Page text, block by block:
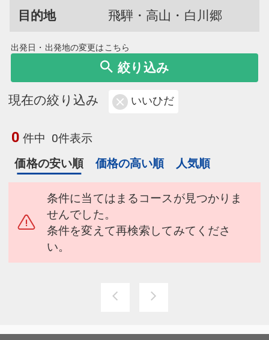
目的地
飛騨・高山・白川郷
出発日・出発地の変更はこちら
絞り込み
現在の絞り込み いいひだ
0 件中 0件表示
価格の安い順
価格の高い順 人気順
条件に当てはまるコースが見つかりま
せんでした。
条件を変えて再検索してみてくださ
い。